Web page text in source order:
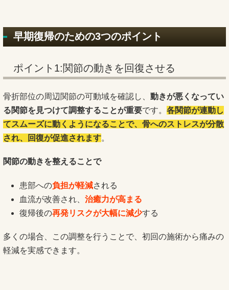
早期復帰のための3つのポイント
ポイント1:関節の動きを回復させる
骨折部位の周辺関節の可動域を確認し、 動きが悪くなってい
る関節を見つけて調整することが重要です。 各関節が連動し
てスムーズに動くようになることで、骨へのストレスが分散
され、回復が促進されます。
関節の動きを整えることで
患部への負担が軽減される
血流が改善され、 治癒力が高まる
復帰後の再発リスクが大幅に減少する
多くの場合、この調整を行うことで、初回の施術から痛みの
軽減を実感できます。